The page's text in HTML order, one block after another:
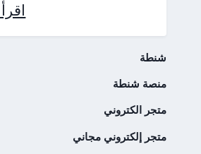
شنطة
منصة شنطة
متجر الكتروني
متجر إلكتروني مجاني